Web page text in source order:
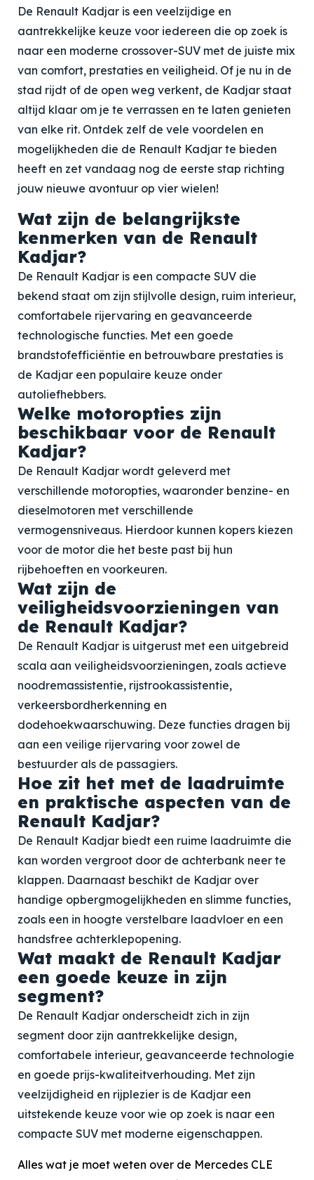
De Renault Kadjar is een veelzijdige en
aantrekkelijke keuze voor iedereen die op zoek is
naar een moderne crossover-SUV met de juiste mix
van comfort, prestaties en veiligheid. Of je nu in de
stad rijdt of de open weg verkent, de Kadjar staat
altijd klaar om je te verrassen en te laten genieten
van elke rit. Ontdek zelf de vele voordelen en
mogelijkheden die de Renault Kadjar te bieden
heeft en zet vandaag nog de eerste stap richting
jouw nieuwe avontuur op vier wielen!
Wat zijn de belangrijkste
kenmerken van de Renault
Kadjar?
De Renault Kadjar is een compacte SUV die
bekend staat om zijn stijlvolle design, ruim interieur,
comfortabele rijervaring en geavanceerde
technologische functies. Met een goede
brandstofefficiëntie en betrouwbare prestaties is
de Kadjar een populaire keuze onder
autoliefhebbers.
Welke motoropties zijn
beschikbaar voor de Renault
Kadjar?
De Renault Kadjar wordt geleverd met
verschillende motoropties, waaronder benzine- en
dieselmotoren met verschillende
vermogensniveaus. Hierdoor kunnen kopers kiezen
voor de motor die het beste past bij hun
rijbehoeften en voorkeuren.
Wat zijn de
veiligheidsvoorzieningen van
de Renault Kadjar?
De Renault Kadjar is uitgerust met een uitgebreid
scala aan veiligheidsvoorzieningen, zoals actieve
noodremassistentie, rijstrookassistentie,
verkeersbordherkenning en
dodehoekwaarschuwing. Deze functies dragen bij
aan een veilige rijervaring voor zowel de
bestuurder als de passagiers.
Hoe zit het met de laadruimte
en praktische aspecten van de
Renault Kadjar?
De Renault Kadjar biedt een ruime laadruimte die
kan worden vergroot door de achterbank neer te
klappen. Daarnaast beschikt de Kadjar over
handige opbergmogelijkheden en slimme functies,
zoals een in hoogte verstelbare laadvloer en een
handsfree achterklepopening.
Wat maakt de Renault Kadjar
een goede keuze in zijn
segment?
De Renault Kadjar onderscheidt zich in zijn
segment door zijn aantrekkelijke design,
comfortabele interieur, geavanceerde technologie
en goede prijs-kwaliteitverhouding. Met zijn
veelzijdigheid en rijplezier is de Kadjar een
uitstekende keuze voor wie op zoek is naar een
compacte SUV met moderne eigenschappen.
Alles wat je moet weten over de Mercedes CLE